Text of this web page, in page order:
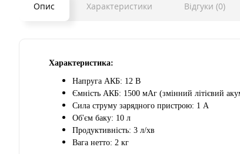
Опис Характеристики Відгуки (0)
Характеристика:
Напруга АКБ: 12 В
Ємність АКБ: 1500 мАг (змінний літієвий
Сила струму зарядного пристрою: 1 А
Об'єм баку: 10 л
Продуктивність: 3 л/хв
Вага нетто: 2 кг